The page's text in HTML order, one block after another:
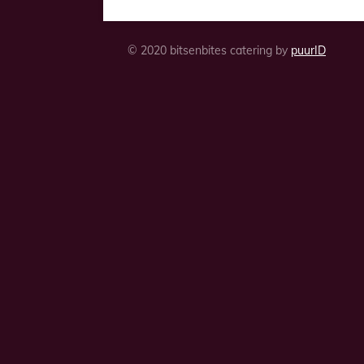
© 2020 bitsenbites catering by puurID